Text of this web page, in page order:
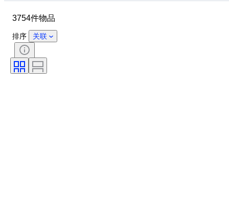
性别
颜色
物品尺寸
鞋尺码
3754件物品
排序 关联